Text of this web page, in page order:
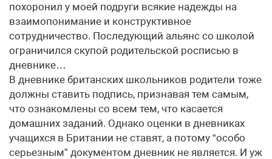
похоронил у моей подруги всякие надежды на
взаимопонимание и конструктивное
сотрудничество. Последующий альянс со школой
ограничился скупой родительской росписью в
дневнике…
В дневнике британских школьников родители тоже
должны ставить подпись, признавая тем самым,
что ознакомлены со всем тем, что касается
домашних заданий. Однако оценки в дневниках
учащихся в Британии не ставят, а потому “особо
серьезным” документом дневник не является. И уж